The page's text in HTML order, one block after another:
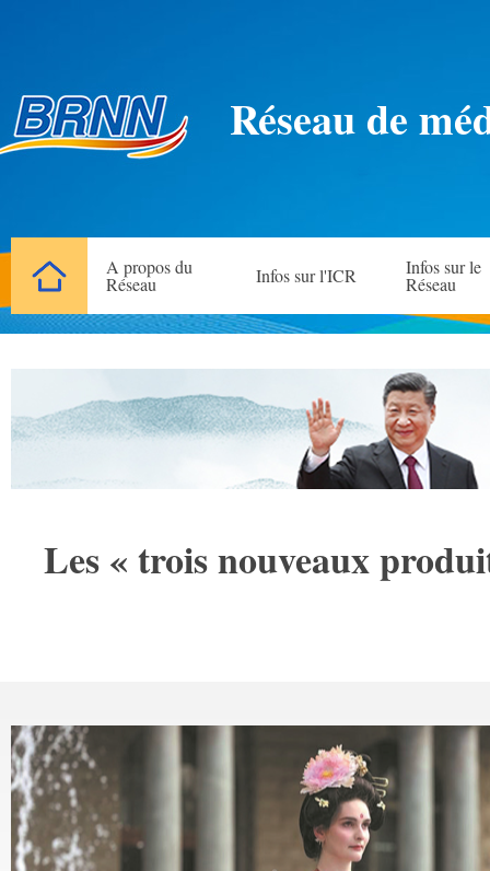
Réseau de
A propos du
Réseau Infos sur l'ICR Infos sur le
Réseau
Les « trois nouveaux